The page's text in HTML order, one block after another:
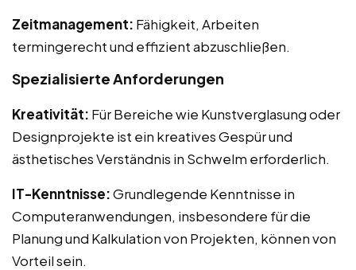
Zeitmanagement: Fähigkeit, Arbeiten
termingerecht und effizient abzuschließen.
Spezialisierte Anforderungen
Kreativität: Für Bereiche wie Kunstverglasung oder
Designprojekte ist ein kreatives Gespür und
ästhetisches Verständnis in Schwelm erforderlich.
IT-Kenntnisse:Grundlegende Kenntnisse in
Computeranwendungen, insbesondere für die
Planung und Kalkulation von Projekten, können von
Vorteil sein.